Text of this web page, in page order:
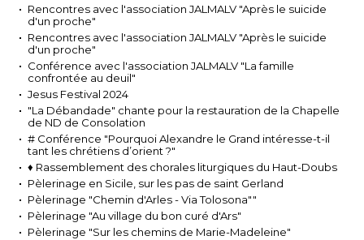
Rencontres avec l'association JALMALV "Après le suicide
d'un proche"
Rencontres avec l'association JALMALV "Après le suicide
d'un proche"
Conférence avec l'association JALMALV "La famille
confrontée au deuil"
Jesus Festival 2024
"La Débandade" chante pour la restauration de la Chapelle
de ND de Consolation
# Conférence "Pourquoi Alexandre le Grand intéresse-t-il
tant les chrétiens d’orient ?"
♦ Rassemblement des chorales liturgiques du Haut-Doubs
Pèlerinage en Sicile, sur les pas de saint Gerland
Pèlerinage "Chemin d'Arles - Via Tolosona""
Pèlerinage "Au village du bon curé d'Ars"
Pèlerinage "Sur les chemins de Marie-Madeleine"